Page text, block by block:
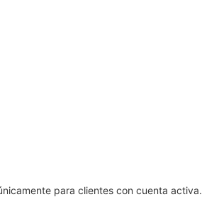
para clientes con cuenta activa.